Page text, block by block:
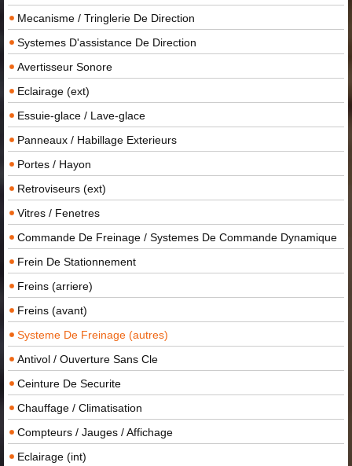
Mecanisme / Tringlerie De Direction
Systemes D'assistance De Direction
Avertisseur Sonore
Eclairage (ext)
Essuie-glace / Lave-glace
Panneaux / Habillage Exterieurs
Portes / Hayon
Retroviseurs (ext)
Vitres / Fenetres
Commande De Freinage / Systemes De Commande Dynamique
Frein De Stationnement
Freins (arriere)
Freins (avant)
Systeme De Freinage (autres)
Antivol / Ouverture Sans Cle
Ceinture De Securite
Chauffage / Climatisation
Compteurs / Jauges / Affichage
Eclairage (int)